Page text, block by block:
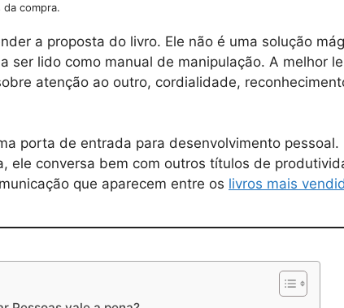
compra.
a proposta do livro. Ele não é uma solução
ser lido como manual de manipulação. A melhor
atenção ao outro, cordialidade,
porta de entrada para desenvolvimento pessoal.
ele conversa bem com outros títulos de
que aparecem entre os livros mais